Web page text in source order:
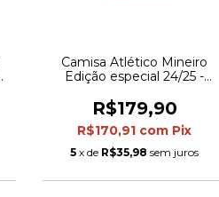
Camisa Atlético Mineiro
Edição especial 24/25 -
Vinho com detalhes em
dourado
R$179,90
R$170,91 com Pix
5 x de R$35,98 sem juros